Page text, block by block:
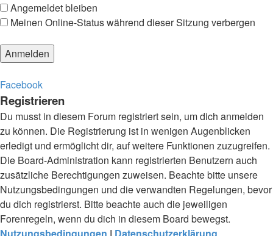
Angemeldet bleiben
Meinen Online-Status während dieser Sitzung verbergen
Facebook
Registrieren
Du musst in diesem Forum registriert sein, um dich anmelden
zu können. Die Registrierung ist in wenigen Augenblicken
erledigt und ermöglicht dir, auf weitere Funktionen zuzugreifen.
Die Board-Administration kann registrierten Benutzern auch
zusätzliche Berechtigungen zuweisen. Beachte bitte unsere
Nutzungsbedingungen und die verwandten Regelungen, bevor
du dich registrierst. Bitte beachte auch die jeweiligen
Forenregeln, wenn du dich in diesem Board bewegst.